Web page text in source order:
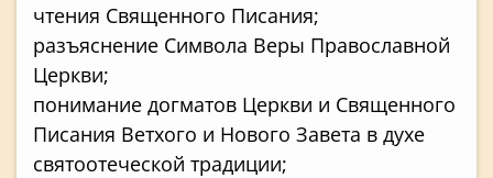
чтения Священного Писания;
разъяснение Символа Веры Православной
Церкви;
понимание догматов Церкви и Священного
Писания Ветхого и Нового Завета в духе
святоотеческой традиции;